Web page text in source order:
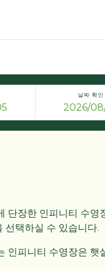
날짜 확인
단장한 인피니티 수
선택하실 수 있습니다.​
인피니티 수영장은